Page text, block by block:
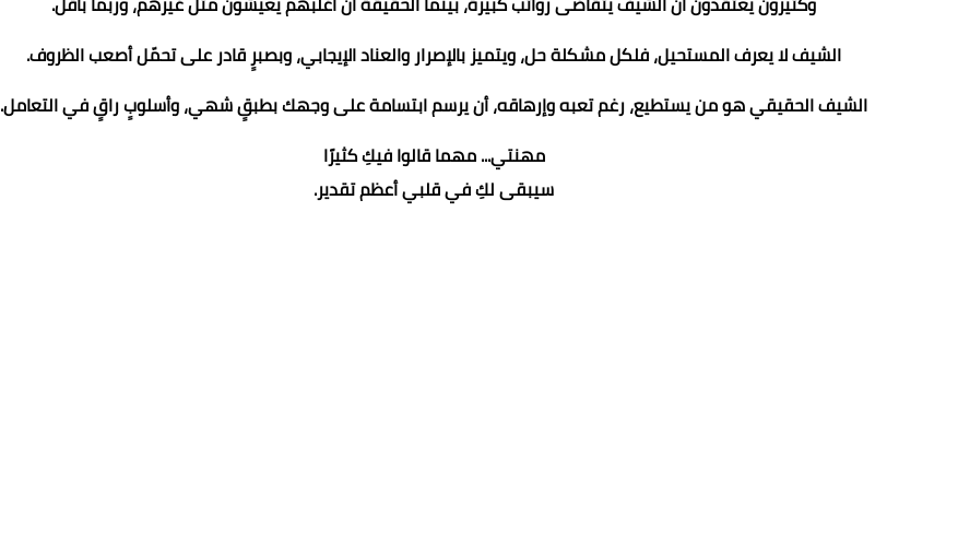
الشيف لا يعرف المستحيل، فلكل مشكلة حل، ويتميز بالإصرار والعناد الإيجابي، وبصبرٍ قادر على تحمّل أصعب الظروف.
الشيف الحقيقي هو من يستطيع، رغم تعبه وإرهاقه، أن يرسم ابتسامة على وجهك بطبقٍ شهي، وأسلوبٍ راقٍ في التعامل.
مهنتي... مهما قالوا فيكِ كثيرًا
سيبقى لكِ في قلبي أعظم تقدير.